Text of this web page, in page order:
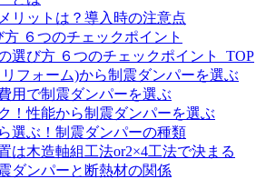
リットは？導入時の注意点
方 ６つのチェックポイント
選び方 ６つのチェックポイント_TOP
フォーム)から制震ダンパーを選ぶ
用で制震ダンパーを選ぶ
！性能から制震ダンパーを選ぶ
選ぶ！制震ダンパーの種類
は木造軸組工法or2×4工法で決まる
ダンパーと断熱材の関係